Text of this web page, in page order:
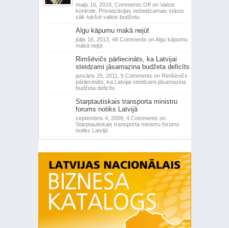
maijs 16, 2019, Comments Offon Valsts
kontrole: Privatizācijas nebeidzamais stāsts
sāk tukšot valsts budžetu
Algu kāpumu makā nejūt
jūlijs 16, 2013, 48 Comments on Algu kāpumu
makā nejūt
Rimšēvičs pārliecināts, ka Latvijai
steidzami jāsamazina budžeta deficīts
janvāris 25, 2011, 5 Comments on Rimšēvičs
pārliecināts, ka Latvijai steidzami jāsamazina
budžeta deficīts
Starptautiskais transporta ministru
forums notiks Latvijā
septembris 4, 2009, 4 Comments on
Starptautiskais transporta ministru forums
notiks Latvijā